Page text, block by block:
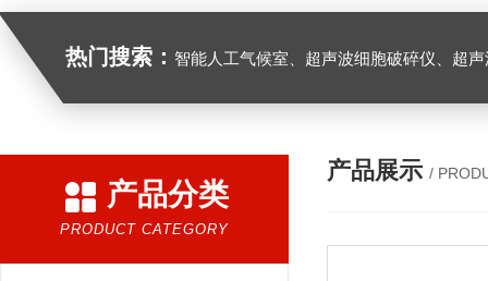
热门搜索： 智能人工气候室、超声波细胞破碎仪、超
产品分类
PRODUCT CATEGORY
产品展示 /